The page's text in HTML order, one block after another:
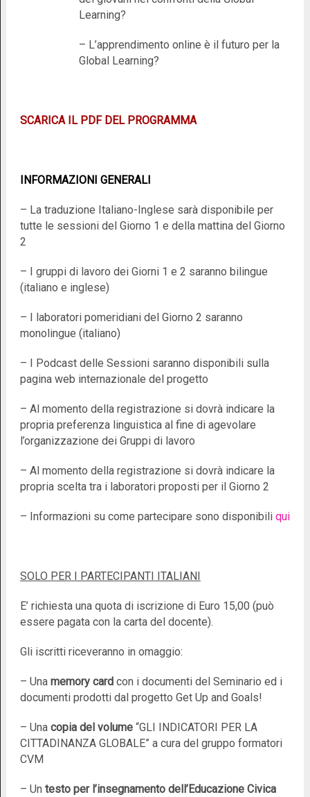
Learning?
– L’apprendimento online è il futuro per la
Global Learning?
SCARICA IL PDF DEL PROGRAMMA
INFORMAZIONI GENERALI
– La traduzione Italiano-Inglese sarà disponibile per
tutte le sessioni del Giorno 1 e della mattina del Giorno
2
– I gruppi di lavoro dei Giorni 1 e 2 saranno bilingue
(italiano e inglese)
– I laboratori pomeridiani del Giorno 2 saranno
monolingue (italiano)
– I Podcast delle Sessioni saranno disponibili sulla
pagina web internazionale del progetto
– Al momento della registrazione si dovrà indicare la
propria preferenza linguistica al fine di agevolare
l’organizzazione dei Gruppi di lavoro
– Al momento della registrazione si dovrà indicare la
propria scelta tra i laboratori proposti per il Giorno 2
– Informazioni su come partecipare sono disponibili qui
SOLO PER I PARTECIPANTI ITALIANI
E’ richiesta una quota di iscrizione di Euro 15,00 (può
essere pagata con la carta del docente).
Gli iscritti riceveranno in omaggio:
– Unamemory cardcon i documenti del Seminario ed i
documenti prodotti dal progetto Get Up and Goals!
– Una copia del volume“GLI INDICATORI PER LA
CITTADINANZA GLOBALE” a cura del gruppo formatori
CVM
– Un testo per l’insegnamento dell’Educazione Civica